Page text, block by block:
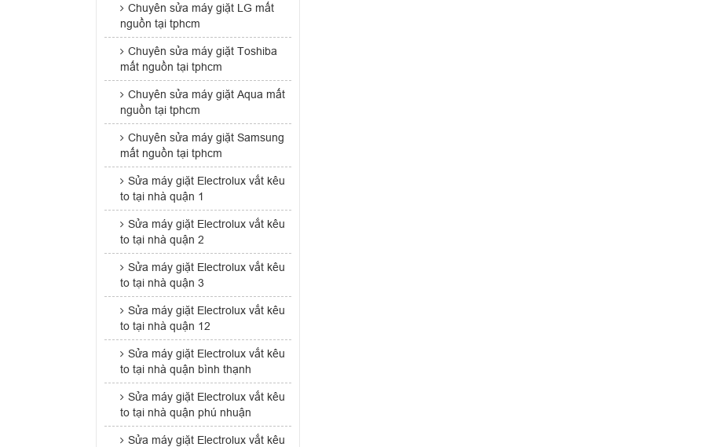
Chuyên sửa máy giặt LG mất
nguồn tại tphcm
Chuyên sửa máy giặt Toshiba
mất nguồn tại tphcm
Chuyên sửa máy giặt Aqua mất
nguồn tại tphcm
Chuyên sửa máy giặt Samsung
mất nguồn tại tphcm
Sửa máy giặt Electrolux vắt kêu
to tại nhà quận 1
Sửa máy giặt Electrolux vắt kêu
to tại nhà quận 2
Sửa máy giặt Electrolux vắt kêu
to tại nhà quận 3
Sửa máy giặt Electrolux vắt kêu
to tại nhà quận 12
Sửa máy giặt Electrolux vắt kêu
to tại nhà quận bình thạnh
Sửa máy giặt Electrolux vắt kêu
to tại nhà quận phú nhuận
Sửa máy giặt Electrolux vắt kêu